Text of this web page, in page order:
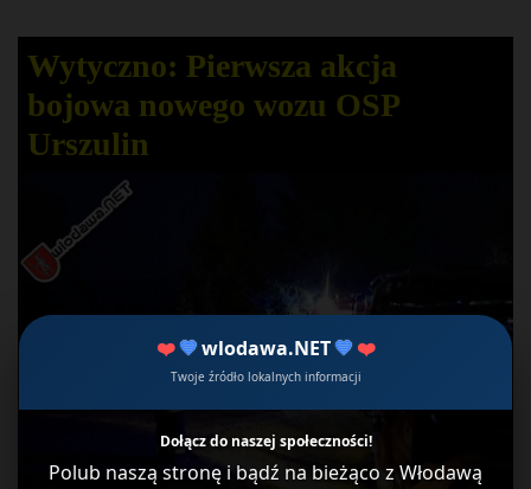
❤️ 💙wlodawa.NET 💙❤️
Twoje źródło lokalnych informacji
Dołącz do naszej społeczności!
Polub naszą stronę i bądź na bieżąco z Włodawą
Wytyczno: Pierwsza akcja
bojowa nowego wozu OSP
Urszulin